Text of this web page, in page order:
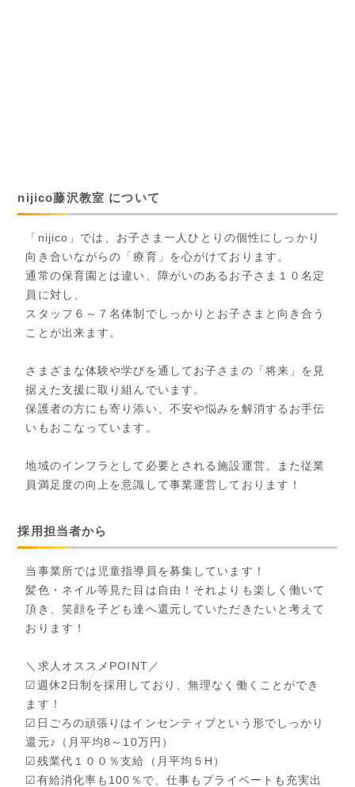
nijico藤沢教室 について
「nijico」では、お子さま一人ひとりの個性にしっかり
向き合いながらの「療育」を心がけております。
通常の保育園とは違い、障がいのあるお子さま１０名定
員に対し、
スタッフ６～７名体制でしっかりとお子さまと向き合う
ことが出来ます。
さまざまな体験や学びを通してお子さまの「将来」を見
据えた支援に取り組んでいます。
保護者の方にも寄り添い、不安や悩みを解消するお手伝
いもおこなっています。
地域のインフラとして必要とされる施設運営。また従業
員満足度の向上を意識して事業運営しております！
採用担当者から
当事業所では児童指導員を募集しています！
髪色・ネイル等見た目は自由！それよりも楽しく働いて
頂き、笑顔を子ども達へ還元していただきたいと考えて
おります！
＼求人オススメPOINT／
☑週休2日制を採用しており、無理なく働くことができ
ます！
☑日ごろの頑張りはインセンティブという形でしっかり
還元♪（月平均8～10万円）
☑残業代１００％支給（月平均５H）
☑有給消化率も100％で、仕事もプライベートも充実出